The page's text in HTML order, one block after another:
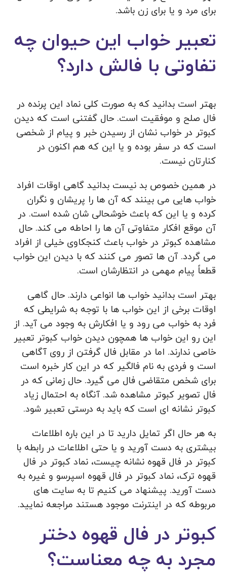
برای مرد و یا برای زن باشد.
تعبیر خواب این حیوان چه
تفاوتی با فالش دارد؟
بهتر است بدانید که به صورت کلی نماد این پرنده در
فال صلح و موفقیت است. حال گفتنی است که دیدن
کبوتر در خواب نشان از رسیدن خبر و پیام از شخصی
است که در سفر بوده و یا این که هم اکنون در
کنارتان نیست.
در همین خصوص بد نیست بدانید گاهی اوقات افراد
خواب‌ هایی می بینند که آن ها را پریشان و نگران
کرده و یا این که باعث خوشحالی شان شده است. در
آن موقع افکار متفاوتی آن ها را احاطه می‌ کند. حال
مشاهده کبوتر در خواب باعث کنجکاوی خیلی از افراد
می‌ گردد. آن ها تصور می‌ کنند که با دیدن این خواب
قطعاً پیام مهمی در انتظارشان است.
بهتر است بدانید خواب‌ ها انواعی دارند. حال گاهی
اوقات برخی از این خواب‌ ها با توجه به شرایطی که
فرد به خواب می‌ رود و یا افکارش به وجود می‌ آید. از
این رو این خواب‌ ها همچون دیدن خواب کبوتر تعبیر
خاصی ندارند. اما در مقابل فال گرفتن از روی آگاهی
است و فردی به نام فالگیر که در این کار خبره است
برای شخص متقاضی فال می‌ گیرد. حال زمانی که در
فال تصویر کبوتر مشاهده شد. آنگاه به احتمال زیاد
کبوتر نشانه‌ ای است که باید به درستی تعبیر شود.
به هر حال اگر تمایل دارید تا در این باره اطلاعات
بیشتری به دست آورید و یا حتی اطلاعات در رابطه با
کبوتر در فال قهوه نشانه چیست، نماد کبوتر در فال
قهوه ترک، نماد کبوتر در فال قهوه اسپرسو و غیره به
دست آورید. پیشنهاد می‌ کنیم تا به سایت‌ های
مربوطه که در اینترنت موجود هستند مراجعه نمایید.
کبوتر در فال قهوه دختر
مجرد به چه معناست؟